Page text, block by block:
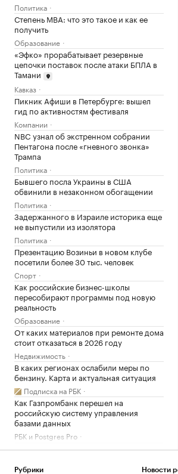
Политика
Степень MBA: что это такое и как ее
получить
Образование
«Эфко» прорабатывает резервные
цепочки поставок после атаки БПЛА в
Тамани
Кавказ
Пикник Афиши в Петербурге: вышел
гид по активностям фестиваля
Компании
NBC узнал об экстренном собрании
Пентагона после «гневного звонка»
Трампа
Политика
Бывшего посла Украины в США
обвинили в незаконном обогащении
Политика
Задержанного в Израиле историка еще
не выпустили из изолятора
Политика
Презентацию Возиньи в новом клубе
посетили более 30 тыс. человек
Спорт
Как российские бизнес-школы
пересобирают программы под новую
реальность
Образование
От каких материалов при ремонте дома
стоит отказаться в 2026 году
Недвижимость
В каких регионах ослабили меры по
бензину. Карта и актуальная ситуация
Подписка на РБК
Как Газпромбанк перешел на
российскую систему управления
базами данных
РБК и Postgres Pro
Рубрики Новости